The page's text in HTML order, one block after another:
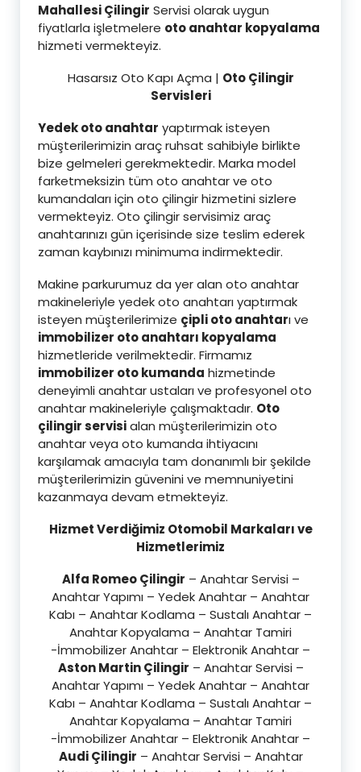
Mahallesi Çilingir Servisi olarak uygun
fiyatlarla işletmelere oto anahtar kopyalama
hizmeti vermekteyiz.
Hasarsız Oto Kapı Açma | Oto Çilingir
Servisleri
Yedek oto anahtar yaptırmak isteyen
müşterilerimizin araç ruhsat sahibiyle birlikte
bize gelmeleri gerekmektedir. Marka model
farketmeksizin tüm oto anahtar ve oto
kumandaları için oto çilingir hizmetini sizlere
vermekteyiz. Oto çilingir servisimiz araç
anahtarınızı gün içerisinde size teslim ederek
zaman kaybınızı minimuma indirmektedir.
Makine parkurumuz da yer alan oto anahtar
makineleriyle yedek oto anahtarı yaptırmak
isteyen müşterilerimize çipli oto anahtarı ve
immobilizer oto anahtarı kopyalama
hizmetleride verilmektedir. Firmamız
immobilizer oto kumanda hizmetinde
deneyimli anahtar ustaları ve profesyonel oto
anahtar makineleriyle çalışmaktadır. Oto
çilingir servisialan müşterilerimizin oto
anahtar veya oto kumanda ihtiyacını
karşılamak amacıyla tam donanımlı bir şekilde
müşterilerimizin güvenini ve memnuniyetini
kazanmaya devam etmekteyiz.
Hizmet Verdiğimiz Otomobil Markaları ve
Hizmetlerimiz
Alfa Romeo Çilingir – Anahtar Servisi –
Anahtar Yapımı – Yedek Anahtar – Anahtar
Kabı – Anahtar Kodlama – Sustalı Anahtar –
Anahtar Kopyalama – Anahtar Tamiri
-İmmobilizer Anahtar – Elektronik Anahtar –
Aston Martin Çilingir – Anahtar Servisi –
Anahtar Yapımı – Yedek Anahtar – Anahtar
Kabı – Anahtar Kodlama – Sustalı Anahtar –
Anahtar Kopyalama – Anahtar Tamiri
-İmmobilizer Anahtar – Elektronik Anahtar –
Audi Çilingir – Anahtar Servisi – Anahtar